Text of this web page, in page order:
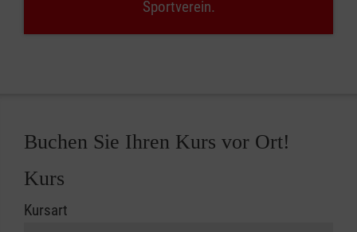
Sportverein.
Buchen Sie Ihren Kurs vor Ort!
Kurs
Kursart